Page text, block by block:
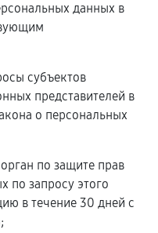
данных в
субъектов
представителей в
о персональных
по защите прав
по запросу этого
в течение 30 дней с